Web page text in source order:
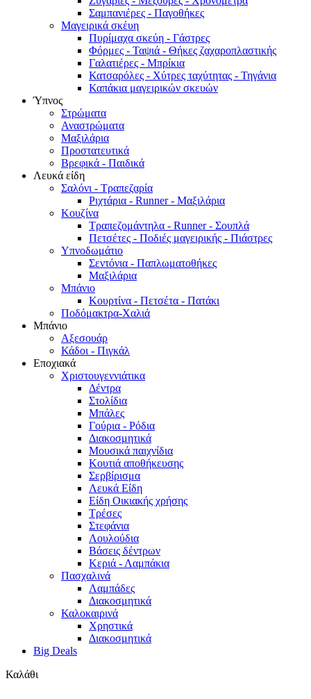
Σαμπανιέρες - Παγοθήκες
Μαγειρικά σκέυη
Πυρίμαχα σκεύη - Γάστρες
Φόρμες - Ταψιά - Θήκες ζαχαροπλαστικής
Γαλατιέρες - Μπρίκια
Κατσαρόλες - Χύτρες ταχύτητας - Τηγάνια
Καπάκια μαγειρικών σκευών
Ύπνος
Στρώματα
Αναστρώματα
Μαξιλάρια
Προστατευτικά
Βρεφικά - Παιδικά
Λευκά είδη
Σαλόνι - Τραπεζαρία
Ριχτάρια - Runner - Μαξιλάρια
Κουζίνα
Τραπεζομάντηλα - Runner - Σουπλά
Πετσέτες - Ποδιές μαγειρικής - Πιάστρες
Υπνοδωμάτιο
Σεντόνια - Παπλωματοθήκες
Μαξιλάρια
Μπάνιο
Κουρτίνα - Πετσέτα - Πατάκι
Ποδόμακτρα-Χαλιά
Μπάνιο
Αξεσουάρ
Κάδοι - Πιγκάλ
Εποχιακά
Χριστουγεννιάτικα
Δέντρα
Στολίδια
Μπάλες
Γούρια - Ρόδια
Διακοσμητικά
Μουσικά παιχνίδια
Κουτιά αποθήκευσης
Σερβίρισμα
Λευκά Είδη
Είδη Οικιακής χρήσης
Τρέσες
Στεφάνια
Λουλούδια
Βάσεις δέντρων
Κεριά - Λαμπάκια
Πασχαλινά
Λαμπάδες
Διακοσμητικά
Καλοκαιρινά
Χρηστικά
Διακοσμητικά
Big Deals
Καλάθι